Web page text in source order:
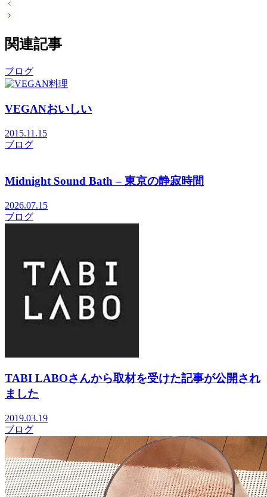
関連記事
ブログ
VEGANおいしい
2015.11.15
ブログ
Midnight Sound Bath – 東京の静寂時間
2026.07.15
ブログ
TABI LABOさんから取材を受けた記事が公開され
ました
2019.03.19
ブログ